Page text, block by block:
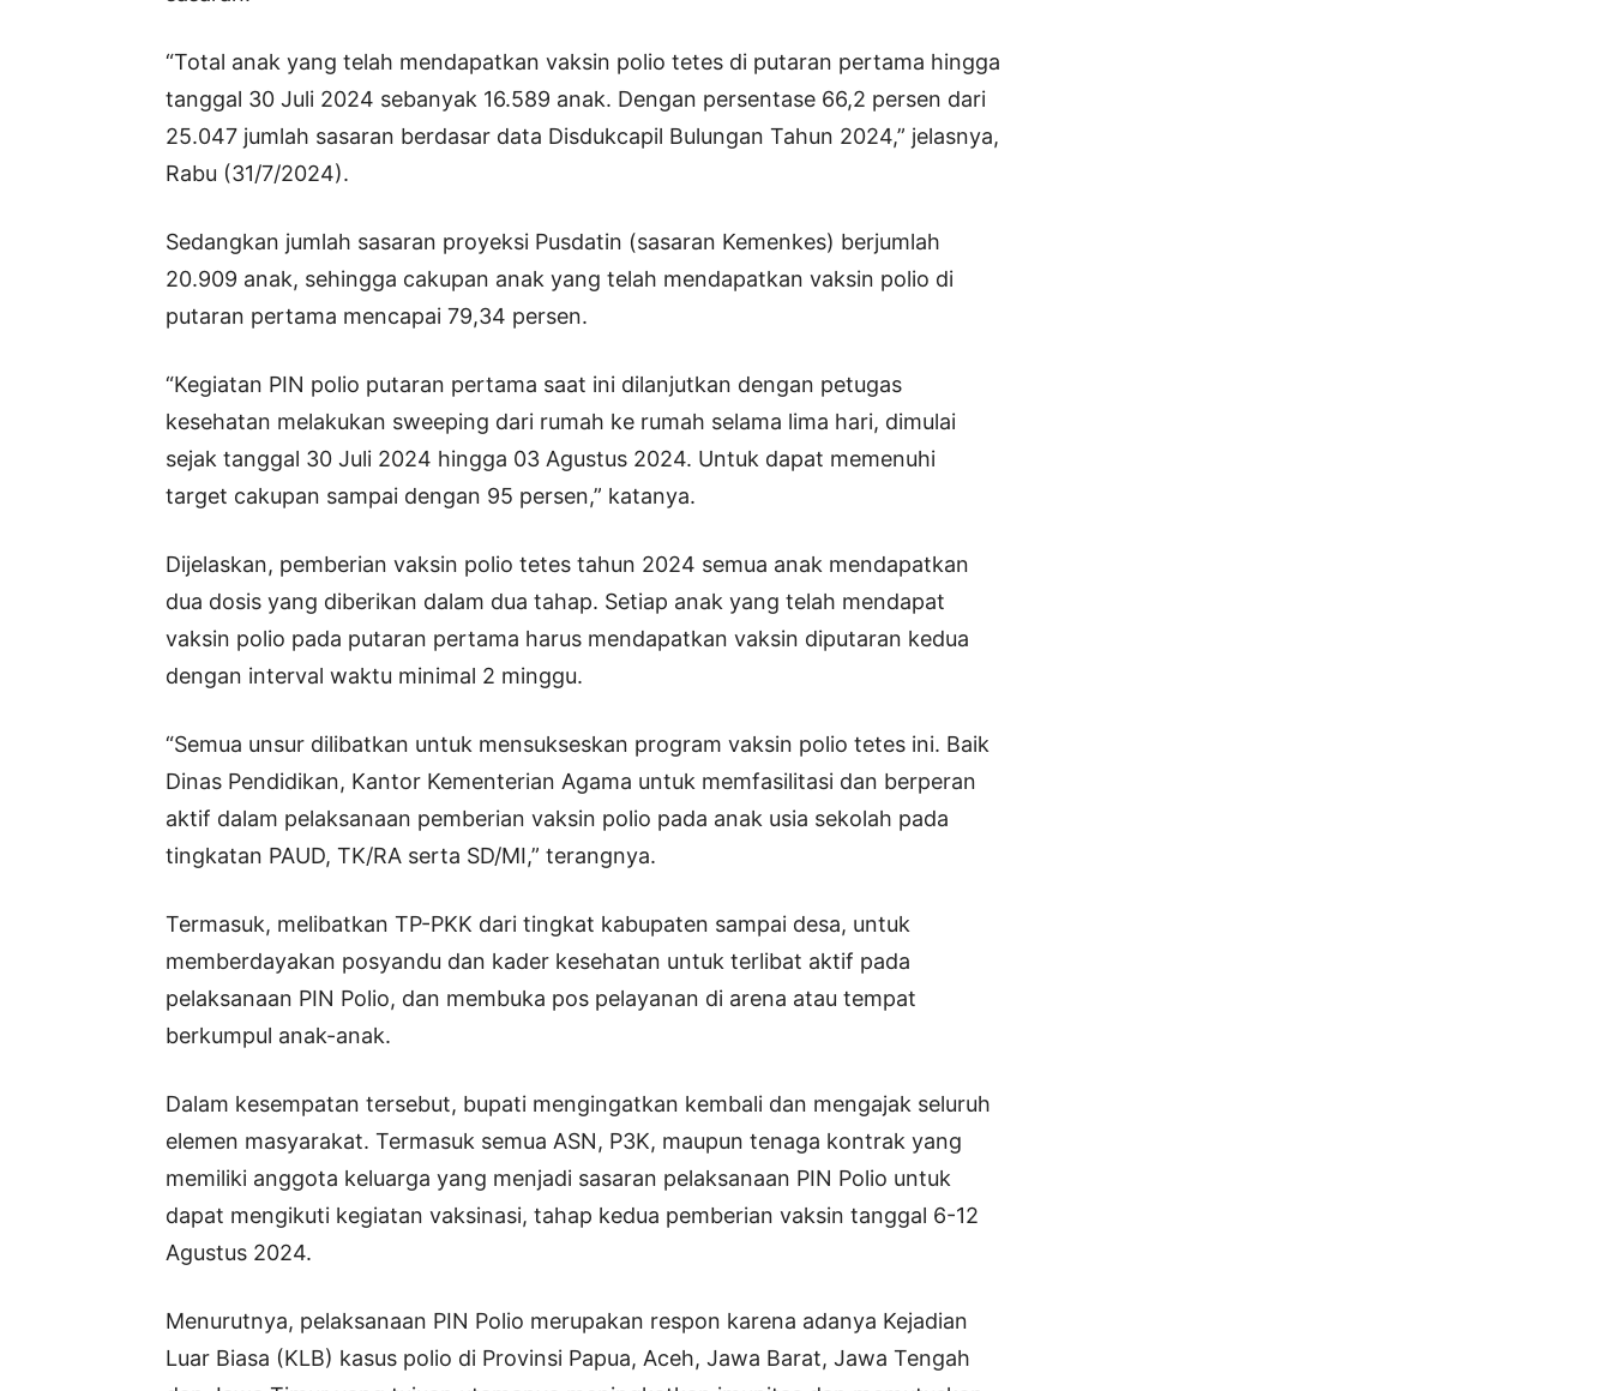
“Total anak yang telah mendapatkan vaksin polio tetes di putaran pertama hingga
tanggal 30 Juli 2024 sebanyak 16.589 anak. Dengan persentase 66,2 persen dari
25.047 jumlah sasaran berdasar data Disdukcapil Bulungan Tahun 2024,” jelasnya,
Rabu (31/7/2024).
Sedangkan jumlah sasaran proyeksi Pusdatin (sasaran Kemenkes) berjumlah
20.909 anak, sehingga cakupan anak yang telah mendapatkan vaksin polio di
putaran pertama mencapai 79,34 persen.
“Kegiatan PIN polio putaran pertama saat ini dilanjutkan dengan petugas
kesehatan melakukan sweeping dari rumah ke rumah selama lima hari, dimulai
sejak tanggal 30 Juli 2024 hingga 03 Agustus 2024. Untuk dapat memenuhi
target cakupan sampai dengan 95 persen,” katanya.
Dijelaskan, pemberian vaksin polio tetes tahun 2024 semua anak mendapatkan
dua dosis yang diberikan dalam dua tahap. Setiap anak yang telah mendapat
vaksin polio pada putaran pertama harus mendapatkan vaksin diputaran kedua
dengan interval waktu minimal 2 minggu.
“Semua unsur dilibatkan untuk mensukseskan program vaksin polio tetes ini. Baik
Dinas Pendidikan, Kantor Kementerian Agama untuk memfasilitasi dan berperan
aktif dalam pelaksanaan pemberian vaksin polio pada anak usia sekolah pada
tingkatan PAUD, TK/RA serta SD/MI,” terangnya.
Termasuk, melibatkan TP-PKK dari tingkat kabupaten sampai desa, untuk
memberdayakan posyandu dan kader kesehatan untuk terlibat aktif pada
pelaksanaan PIN Polio, dan membuka pos pelayanan di arena atau tempat
berkumpul anak-anak.
Dalam kesempatan tersebut, bupati mengingatkan kembali dan mengajak seluruh
elemen masyarakat. Termasuk semua ASN, P3K, maupun tenaga kontrak yang
memiliki anggota keluarga yang menjadi sasaran pelaksanaan PIN Polio untuk
dapat mengikuti kegiatan vaksinasi, tahap kedua pemberian vaksin tanggal 6-12
Agustus 2024.
Menurutnya, pelaksanaan PIN Polio merupakan respon karena adanya Kejadian
Luar Biasa (KLB) kasus polio di Provinsi Papua, Aceh, Jawa Barat, Jawa Tengah